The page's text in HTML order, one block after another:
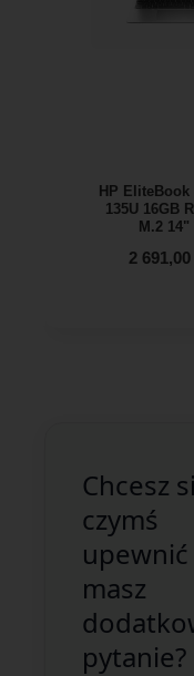
HP EliteBook
135U 16GB
M.2 14"
2 691,00
Chcesz
czymś
masz
pytanie?